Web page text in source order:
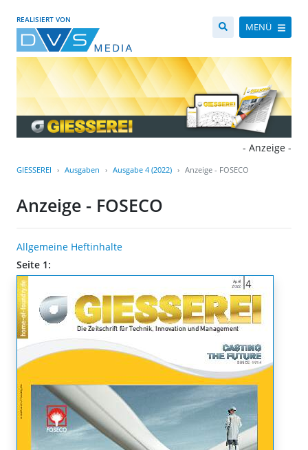
REALISIERT VON
MENÜ
- Anzeige -
GIESSEREI Ausgaben Ausgabe 4 (2022) Anzeige - FOSECO
Anzeige - FOSECO
Allgemeine Heftinhalte
Seite 1: